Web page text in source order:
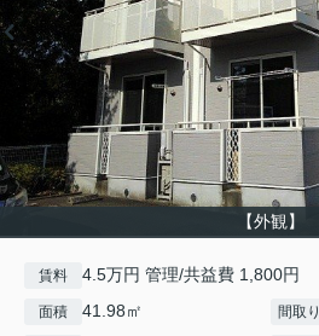
【外観】
賃料 4.5万円 管理/共益費 1,800円
面積 41.98㎡ 間取り